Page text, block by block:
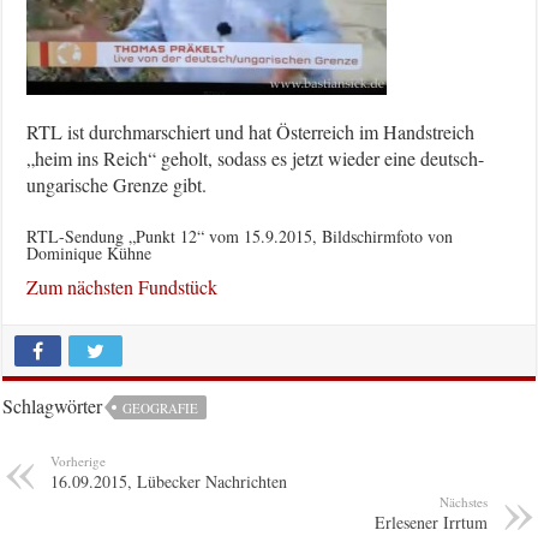
RTL ist durchmarschiert und hat Österreich im Handstreich
„heim ins Reich“ geholt, sodass es jetzt wieder eine deutsch-
ungarische Grenze gibt.
RTL-Sendung „Punkt 12“ vom 15.9.2015, Bildschirmfoto von
Dominique Kühne
Zum nächsten Fundstück
Schlagwörter GEOGRAFIE
Vorherige
16.09.2015, Lübecker Nachrichten
Nächstes
Erlesener Irrtum